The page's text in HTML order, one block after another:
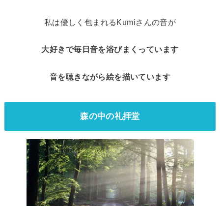
私は優しく包まれるKumiさんの音が
大好きで毎日音を浴びまくっています
音を聴きながら絵を描いています
森の中の礼拝堂